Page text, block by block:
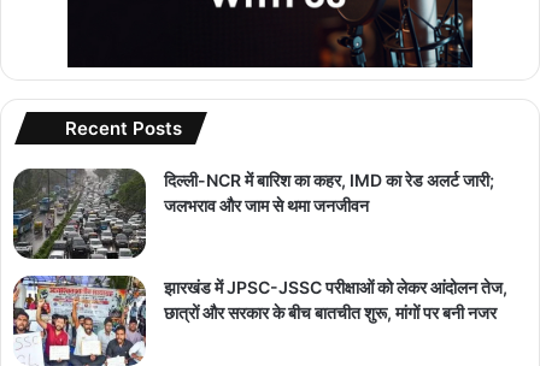
Recent Posts
दिल्ली-NCR में बारिश का कहर, IMD का रेड अलर्ट जारी;
जलभराव और जाम से थमा जनजीवन
झारखंड में JPSC-JSSC परीक्षाओं को लेकर आंदोलन तेज,
छात्रों और सरकार के बीच बातचीत शुरू, मांगों पर बनी नजर